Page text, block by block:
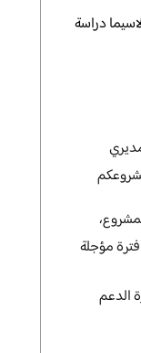
دراسة
مؤجلة
الدعم